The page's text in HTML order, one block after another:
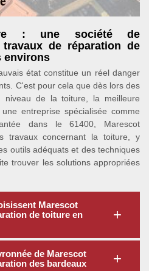
: une société de
de réparation de
environs
état constitue un réel danger
C'est pour cela que dès lors des
niveau de la toiture, la meilleure
entreprise spécialisée comme
dans le 61400, Marescot
travaux concernant la toiture, y
outils adéquats et des techniques
trouver les solutions appropriées
Marescot
de toiture en
de Marescot
des bardeaux